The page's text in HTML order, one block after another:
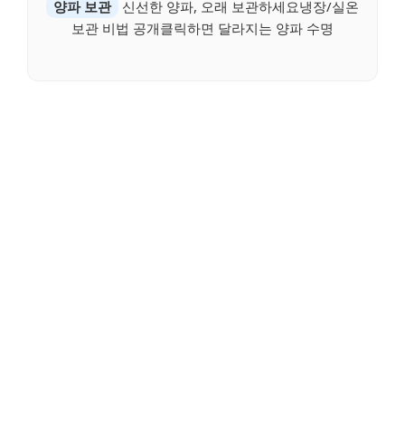
양파 보관
신선한 양파, 오래 보관하세요냉장/실온
보관 비법 공개클릭하면 달라지는 양파 수명